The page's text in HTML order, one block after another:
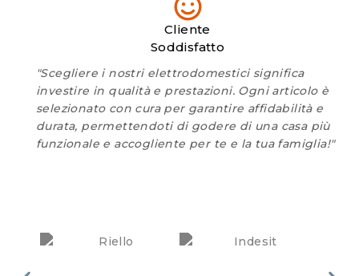
Cliente
Soddisfatto
"Scegliere i nostri elettrodomestici significa
investire in qualità e prestazioni. Ogni articolo è
selezionato con cura per garantire affidabilità e
durata, permettendoti di godere di una casa più
funzionale e accogliente per te e la tua famiglia!"